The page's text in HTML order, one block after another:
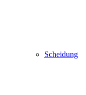
Scheidung